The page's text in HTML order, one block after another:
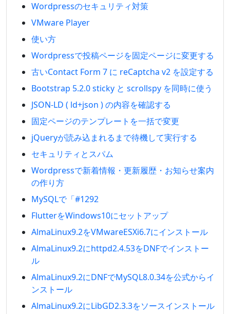
Wordpressのセキュリティ対策
VMware Player
使い方
Wordpressで投稿ページを固定ページに変更する
古いContact Form 7 に reCaptcha v2 を設定する
Bootstrap 5.2.0 sticky と scrollspy を同時に使う
JSON-LD ( ld+json ) の内容を確認する
固定ページのテンプレートを一括で変更
jQueryが読み込まれるまで待機して実行する
セキュリティとスパム
Wordpressで新着情報・更新履歴・お知らせ案内
の作り方
MySQLで「#1292
FlutterをWindows10にセットアップ
AlmaLinux9.2をVMwareESXi6.7にインストール
AlmaLinux9.2にhttpd2.4.53をDNFでインストー
ル
AlmaLinux9.2にDNFでMySQL8.0.34を公式からイ
ンストール
AlmaLinux9.2にLibGD2.3.3をソースインストール